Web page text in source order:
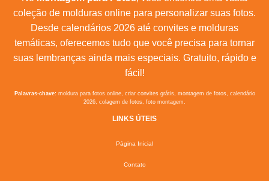
coleção de molduras online para personalizar suas fotos.
Desde calendários 2026 até convites e molduras
temáticas, oferecemos tudo que você precisa para tornar
suas lembranças ainda mais especiais. Gratuito, rápido e
fácil!
Palavras-chave:moldura para fotos online, criar convites grátis, montagem de fotos, calendário
2026, colagem de fotos, foto montagem.
LINKS ÚTEIS
Página Inicial
Contato